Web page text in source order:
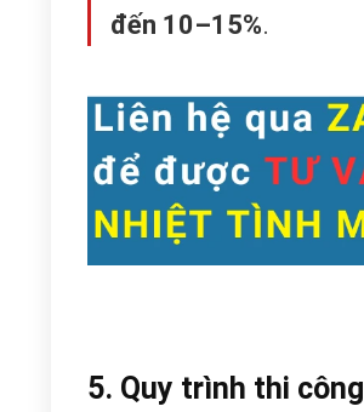
đến 10–15%.
5. Quy trình thi